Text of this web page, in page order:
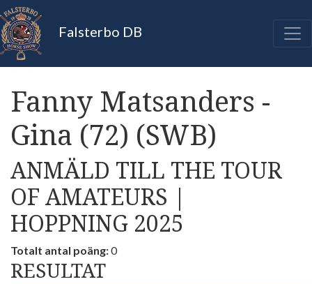
Falsterbo DB
Fanny Matsanders -
Gina (72) (SWB)
ANMÄLD TILL THE TOUR
OF AMATEURS |
HOPPNING 2025
Totalt antal poäng:0
RESULTAT